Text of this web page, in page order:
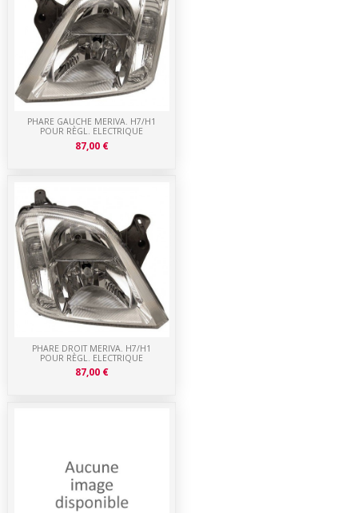
PHARE DROIT MERIVA. H7/H1
POUR RÈGL. ELECTRIQUE
87,00 €
PHARE GAUCHE MERIVA. H7/H1
POUR RÈGL. ELECTRIQUE
87,00 €